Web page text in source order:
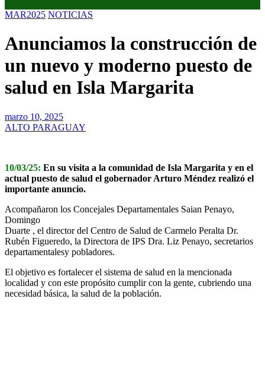
MAR2025 NOTICIAS
Anunciamos la construcción de
un nuevo y moderno puesto de
salud en Isla Margarita
marzo 10, 2025
ALTO PARAGUAY
10/03/25: En su visita a la comunidad de Isla Margarita y en el
actual puesto de salud el gobernador Arturo Méndez realizó el
importante anuncio.
Acompañaron los Concejales Departamentales Saian Penayo,
Domingo
Duarte , el director del Centro de Salud de Carmelo Peralta Dr.
Rubén Figueredo, la Directora de IPS Dra. Liz Penayo, secretarios
departamentalesy pobladores.
El objetivo es fortalecer el sistema de salud en la mencionada
localidad y con este propósito cumplir con la gente, cubriendo una
necesidad básica, la salud de la población.